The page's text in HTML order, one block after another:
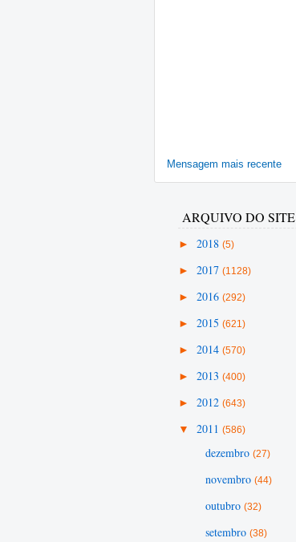
Mensagem mais recente
ARQUIVO DO SITE
► 2018 (5)
► 2017 (1128)
► 2016 (292)
► 2015 (621)
► 2014 (570)
► 2013 (400)
► 2012 (643)
▼ 2011 (586)
dezembro (27)
novembro (44)
outubro (32)
setembro (38)